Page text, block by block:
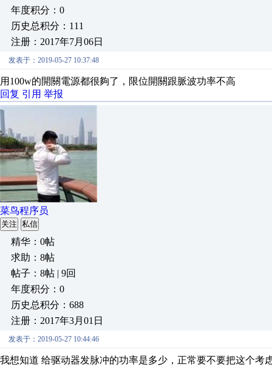
年度积分：0
历史总积分：111
注册：2017年7月06日
发表于：2019-05-27 10:37:48
用100w的開關電源都很夠了，限位開關跟脈波功率不高
回复 引用 举报
菜鸟程序员
关注 私信
精华：0帖
求助：8帖
帖子：8帖 | 9回
年度积分：0
历史总积分：688
注册：2017年3月01日
发表于：2019-05-27 10:44:46
我想知道 给驱动器发脉冲的功率是多少，正常要不要把这个考